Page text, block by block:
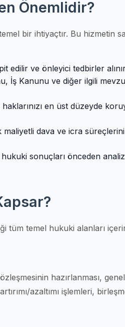
Önemlidir?
bir ihtiyaçtır. Bu hizmetin
edilir ve önleyici tedbirler
İş Kanunu ve diğer ilgili
en üst düzeyde
maliyetli dava ve icra
sonuçları önceden
tüm temel hukuki alanları
hazırlanması,
azaltımı işlemleri,